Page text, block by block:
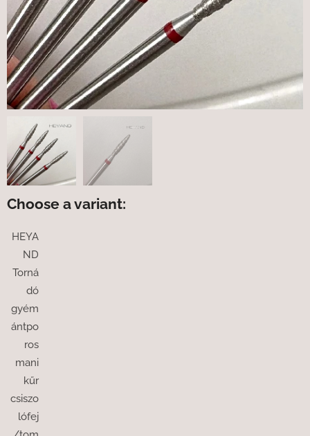
Choose a variant:
HEYA
ND
Torná
dó
gyém
ántpo
ros
mani
kűr
csiszo
lófej